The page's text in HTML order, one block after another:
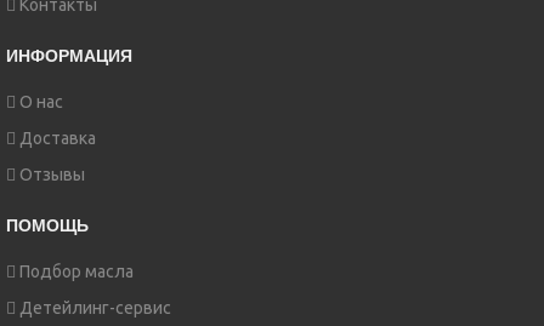
Контакты
ИНФОРМАЦИЯ
О нас
Доставка
Отзывы
ПОМОЩЬ
Подбор масла
Детейлинг-сервис